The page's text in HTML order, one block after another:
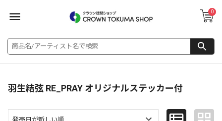
0
羽生結弦 RE_PRAY オリジナルステッカー付